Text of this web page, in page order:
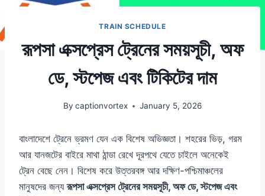
TRAIN SCHEDULE
রূপসা এক্সপ্রেস ট্রেনের সময়সূচী, অফ
ডে, স্টপেজ এবং টিকিটের দাম
By captionvortex January 5, 2026
বাংলাদেশে ট্রেনে ভ্রমণ যেন এক বিশেষ অভিজ্ঞতা। শহরের ভিড়, গরম
আর যানজটের বাইরে মাথা ঠান্ডা রেখে দূরপথে যেতে চাইলে অনেকেই
ট্রেন বেছে নেন। বিশেষ করে উত্তরবঙ্গ আর দক্ষিণ-পশ্চিমাঞ্চলের
মানুষদের জন্যরূপসা এক্সপ্রেস ট্রেনের সময়সূচী, অফ ডে, স্টপেজ এবং